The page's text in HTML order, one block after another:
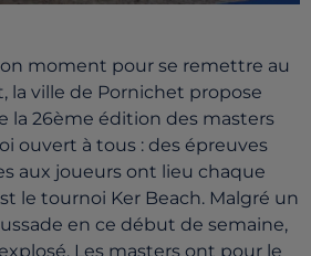
moment pour se remettre au
la ville de Pornichet propose
la 26ème édition des masters
ouvert à tous : des épreuves
aux joueurs ont lieu chaque
le tournoi Ker Beach. Malgré un
en ce début de semaine,
Les masters ont pour le